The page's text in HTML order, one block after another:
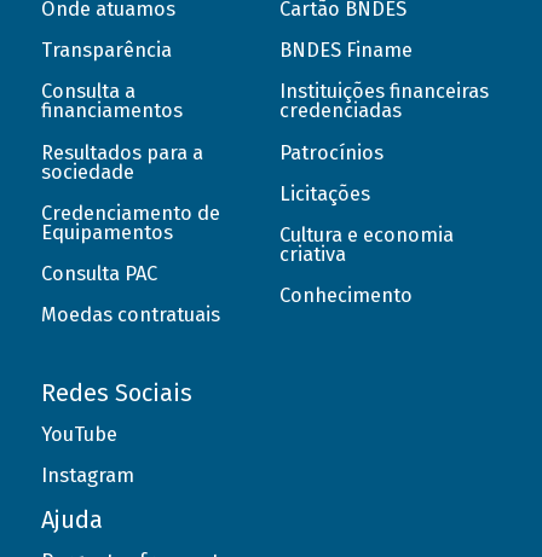
Onde atuamos
Transparência
Consulta a
financiamentos
Resultados para a
sociedade
Credenciamento de
Equipamentos
Consulta PAC
Moedas contratuais
Cartão BNDES
BNDES Finame
Instituições financeiras
credenciadas
Patrocínios
Licitações
Cultura e economia
criativa
Conhecimento
Redes Sociais
YouTube
Instagram
Ajuda